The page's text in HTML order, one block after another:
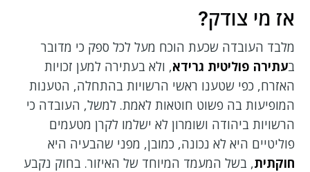
אז מי צודק?
מלבד העובדה שכעת הוכח מעל לכל ספק כי מדובר
בעתירה פוליטית גרידא, ולא בעתירה למען זכויות
האזרח, כפי שטענו ראשי הרשויות בהתחלה, הטענות
המופיעות בה פשוט חוטאות לאמת. למשל, העובדה כי
הרשויות ביהודה ושומרון לא ישלמו לקרן מטעמים
פוליטיים היא לא נכונה, כמובן, מפני שהבעיה היא
חוקתית, בשל המעמד המיוחד של האיזור. בחוק נקבע